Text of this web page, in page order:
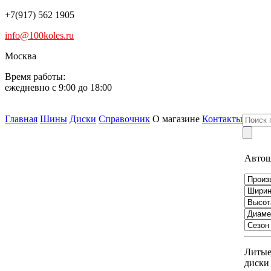
+7(917) 562 1905
info@100koles.ru
Москва
Время работы:
ежедневно с 9:00 до 18:00
Главная Шины Диски Справочник О магазине Контакты
Литые
диски